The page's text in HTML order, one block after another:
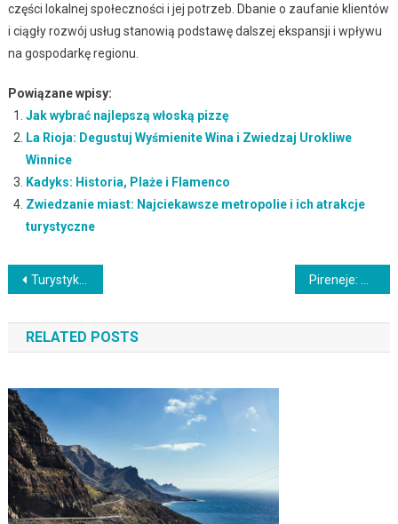
części lokalnej społeczności i jej potrzeb. Dbanie o zaufanie klientów
i ciągły rozwój usług stanowią podstawę dalszej ekspansji i wpływu
na gospodarkę regionu.
Powiązane wpisy:
Jak wybrać najlepszą włoską pizzę
La Rioja: Degustuj Wyśmienite Wina i Zwiedzaj Urokliwe
Winnice
Kadyks: Historia, Plaże i Flamenco
Zwiedzanie miast: Najciekawsze metropolie i ich atrakcje
turystyczne
Nawigacja
wpisu
Turystyka tropikalna: Rajskie wyspy i plaże w ciepłych krajach
RELATED POSTS